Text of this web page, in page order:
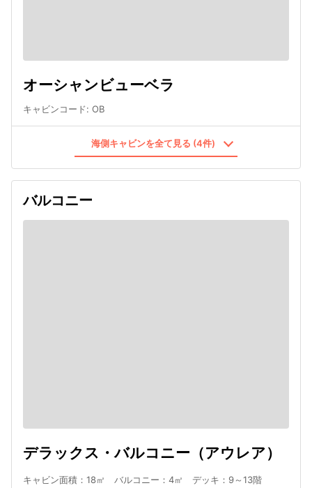
オーシャンビューベラ
キャビンコード: OB
海側キャビンを全て見る (4件)
バルコニー
デラックス・バルコニー（アウレア）
キャビン面積：18㎡ バルコニー：4㎡ デッキ：9～13階